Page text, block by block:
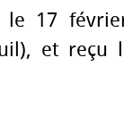
le 17
et reçu